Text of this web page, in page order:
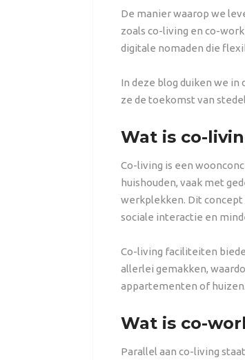
De manier waarop we
zoals co-living en co-
digitale nomaden die
In deze blog duiken we
ze de toekomst van
Wat is co-
Co-living is een
huishouden, vaak met
werkplekken. Dit
sociale interactie en
Co-living faciliteiten
allerlei gemakken,
appartementen of huizen.
Wat is co-
Parallel aan co-living